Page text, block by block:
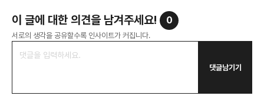
이 글에 대한 의견을 남겨주세요! 0
서로의 생각을 공유할수록 인사이트가 커집니다.
댓글남기기